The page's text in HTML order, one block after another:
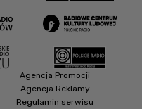
Agencja Promocji
Agencja Reklamy
Regulamin serwisu